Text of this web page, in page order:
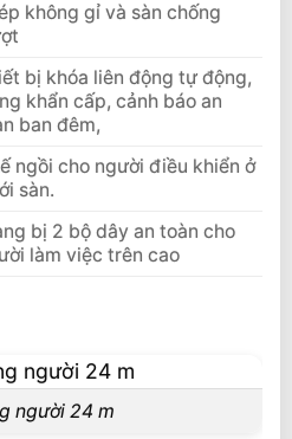
không gỉ và sàn chống
bị khóa liên động tự động,
khẩn cấp, cảnh báo an
ban đêm,
ngồi cho người điều khiển ở
sàn.
bị 2 bộ dây an toàn cho
làm việc trên cao
người 24 m